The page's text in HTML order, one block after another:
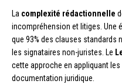
La complexité rédactionnelle
incompréhension et litiges. Une
que 93% des clauses standards
les signataires non-juristes. Le
cette approche en appliquant
documentation juridique.